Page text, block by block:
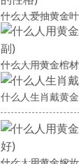
什么人爱抽黄金
什么人用黄金棺
什么人生肖戴黄